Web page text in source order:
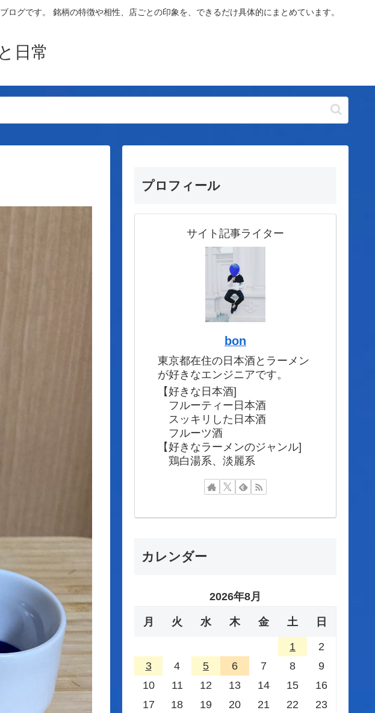
グです。 銘柄の特徴や相性、店ごとの印象を、できるだけ具体的にまとめています。
日常
プロフィール
サイト記事ライター
bon
東京都在住の日本酒とラーメン
が好きなエンジニアです。
【好きな日本酒]
フルーティー日本酒
スッキリした日本酒
フルーツ酒
【好きなラーメンのジャンル]
鶏白湯系、淡麗系
カレンダー
2026年8月
月 火 水 木 金 土 日
1
2
3
4 5 6 7 8
9
10
11 12 13 14 15
16
17
18 19 20 21 22
23